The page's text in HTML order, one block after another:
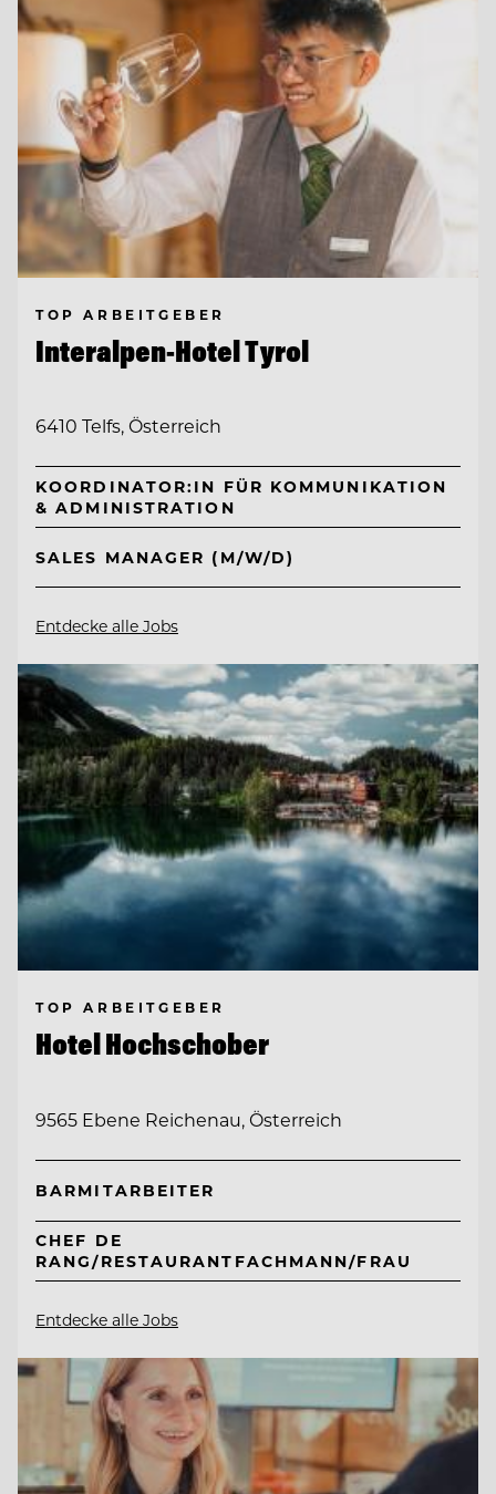
TOP ARBEITGEBER
Interalpen-Hotel Tyrol
6410 Telfs, Österreich
KOORDINATOR:IN FÜR KOMMUNIKATION
& ADMINISTRATION
SALES MANAGER (M/W/D)
Entdecke alle Jobs
TOP ARBEITGEBER
Hotel Hochschober
9565 Ebene Reichenau, Österreich
BARMITARBEITER
CHEF DE
RANG/RESTAURANTFACHMANN/FRAU
Entdecke alle Jobs